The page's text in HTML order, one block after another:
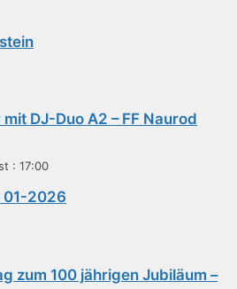
DJ-Duo A2 – FF Naurod
: 17:00
01-2026
zum 100 jährigen Jubiläum –